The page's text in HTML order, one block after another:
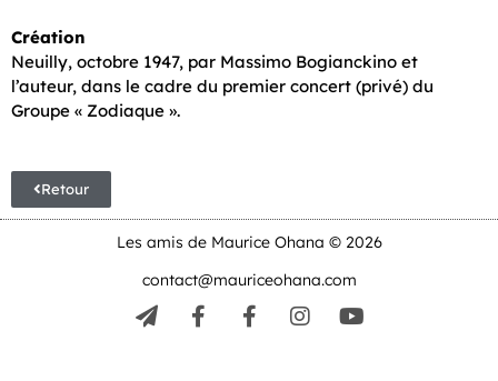
Création
Neuilly, octobre 1947, par Massimo Bogianckino et
l’auteur, dans le cadre du premier concert (privé) du
Groupe « Zodiaque ».
Retour
Les amis de Maurice Ohana © 2026
contact@mauriceohana.com